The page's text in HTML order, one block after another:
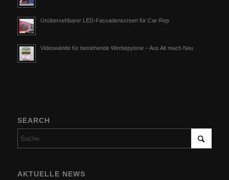
Unübersehbarer LED-Fassadenscreen für Car-Rep
Videowände für bestehende Werbepylone – Aus Alt mach Neu
SEARCH
AKTUELLE NEWS